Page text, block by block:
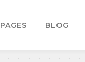
PAGES BLOG